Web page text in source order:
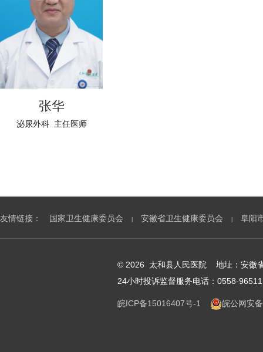
张华
泌尿外科 主任医师
友情链接： 国家卫生健康委员会 安徽省卫生健康委员会 阜阳
© 2026 太和县人民医院 地址：安徽
24小时投诉监督服务电话：0558-96511
皖ICP备15016407号-1 皖公网安